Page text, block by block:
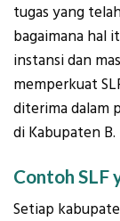
tugas yang
bagaimana hal
instansi dan
memperkuat
diterima dalam
di Kabupaten B.
Contoh SLF
Setiap